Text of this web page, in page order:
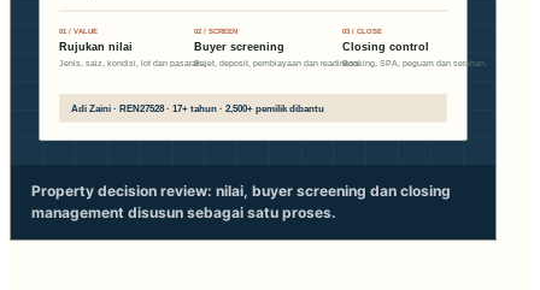
Property decision review: nilai, buyer screening dan closing
management disusun sebagai satu proses.